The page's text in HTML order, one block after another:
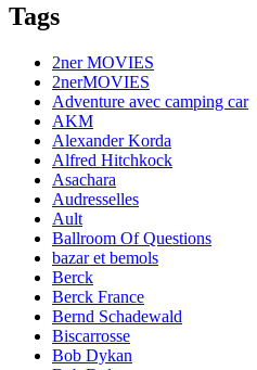
Tags
2ner MOVIES
2nerMOVIES
Adventure avec camping car
AKM
Alexander Korda
Alfred Hitchkock
Asachara
Audresselles
Ault
Ballroom Of Questions
bazar et bemols
Berck
Berck France
Bernd Schadewald
Biscarrosse
Bob Dykan